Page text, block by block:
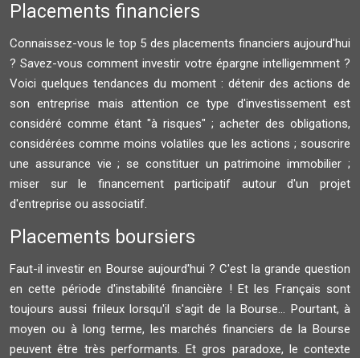
Placements financiers
Connaissez-vous le top 5 des placements financiers aujourd'hui
? Savez-vous comment investir votre épargne intelligemment ?
Voici quelques tendances du moment : détenir des actions de
son entreprise mais attention ce type d'investissement est
considéré comme étant "à risques" ; acheter des obligations,
considérées comme moins volatiles que les actions ; souscrire
une assurance vie ; se constituer un patrimoine immobilier ;
miser sur le financement participatif autour d'un projet
d'entreprise ou associatif.
Placements boursiers
Faut-il investir en Bourse aujourd'hui ? C'est la grande question
en cette période d'instabilité financière ! Et les Français sont
toujours aussi frileux lorsqu'il s'agit de la Bourse... Pourtant, à
moyen ou à long terme, les marchés financiers de la Bourse
peuvent être très performants. Et gros paradoxe, le contexte